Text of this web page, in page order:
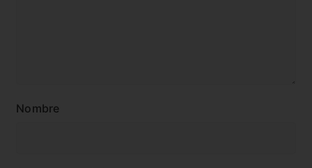
Nombre